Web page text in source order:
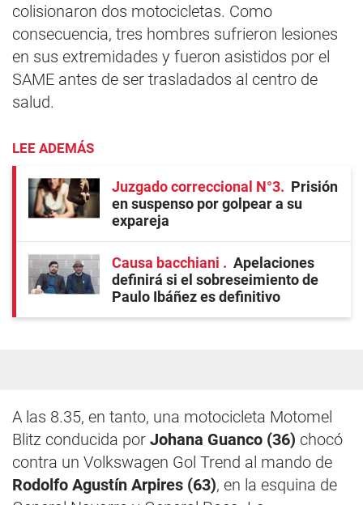
colisionaron dos motocicletas. Como
consecuencia, tres hombres sufrieron lesiones
en sus extremidades y fueron asistidos por el
SAME antes de ser trasladados al centro de
salud.
LEE ADEMÁS
Juzgado correccional N°3
Prisión
en suspenso por golpear a su
expareja
Causa bacchiani
Apelaciones
definirá si el sobreseimiento de
Paulo Ibáñez es definitivo
A las 8.35, en tanto, una motocicleta Motomel
Blitz conducida por Johana Guanco (36) chocó
contra un Volkswagen Gol Trend al mando de
Rodolfo Agustín Arpires (63), en la esquina de